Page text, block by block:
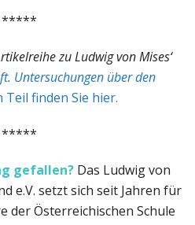
*****
zu Ludwig von Mises‘
Untersuchungen über den
Teil finden Sie hier.
*****
gefallen? Das Ludwig von
e.V. setzt sich seit Jahren für
der Österreichischen Schule